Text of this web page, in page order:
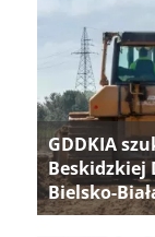
GDDKIA
Beskidzkiej
Bielsko-